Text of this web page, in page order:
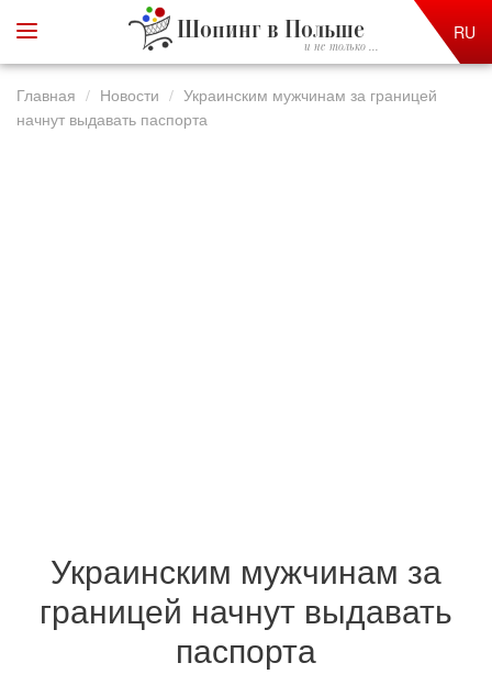
Шопинг в Польше
и не только ...
RU
Главная Новости
Украинским мужчинам за границей
начнут выдавать паспорта
Украинским мужчинам за
границей начнут выдавать
паспорта